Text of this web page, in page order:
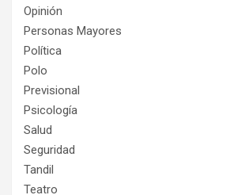
Opinión
Personas Mayores
Política
Polo
Previsional
Psicología
Salud
Seguridad
Tandil
Teatro